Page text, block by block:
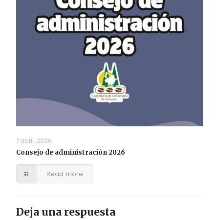
7 abril, 2026
Consejo de administración 2026
Read more
Deja una respuesta